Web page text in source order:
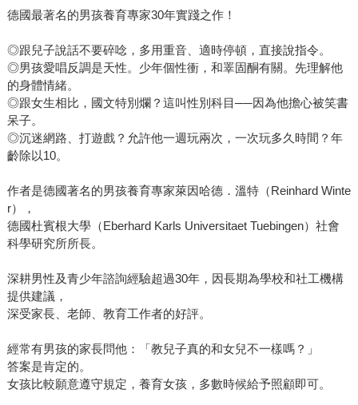
德國最著名的男孩養育專家30年實踐之作！
◎跟兒子說話不要碎唸，多用重音、適時停頓，直接說指令。
◎男孩愛唱反調是天性。少年個性衝，和睪固酮有關。先理解他
的身體情緒。
◎跟女生相比，國文特別爛？這叫性別科目──因為他擔心被笑書
呆子。
◎沉迷網路、打遊戲？允許他一週玩兩次，一次玩多久時間？年
齡除以10。
作者是德國著名的男孩養育專家萊因哈德．溫特（Reinhard Winte
r），
德國杜賓根大學（Eberhard Karls Universitaet Tuebingen）社會
科學研究所所長。
深耕男性及青少年諮詢經驗超過30年，因長期為學校和社工機構
提供建議，
深受家長、老師、教育工作者的好評。
經常有男孩的家長問他：「教兒子真的和女兒不一樣嗎？」
答案是肯定的。
女孩比較願意遵守規定，養育女孩，多數時候給予照顧即可。